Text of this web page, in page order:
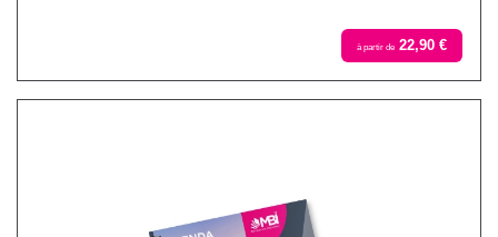
à partir de 22,90 €